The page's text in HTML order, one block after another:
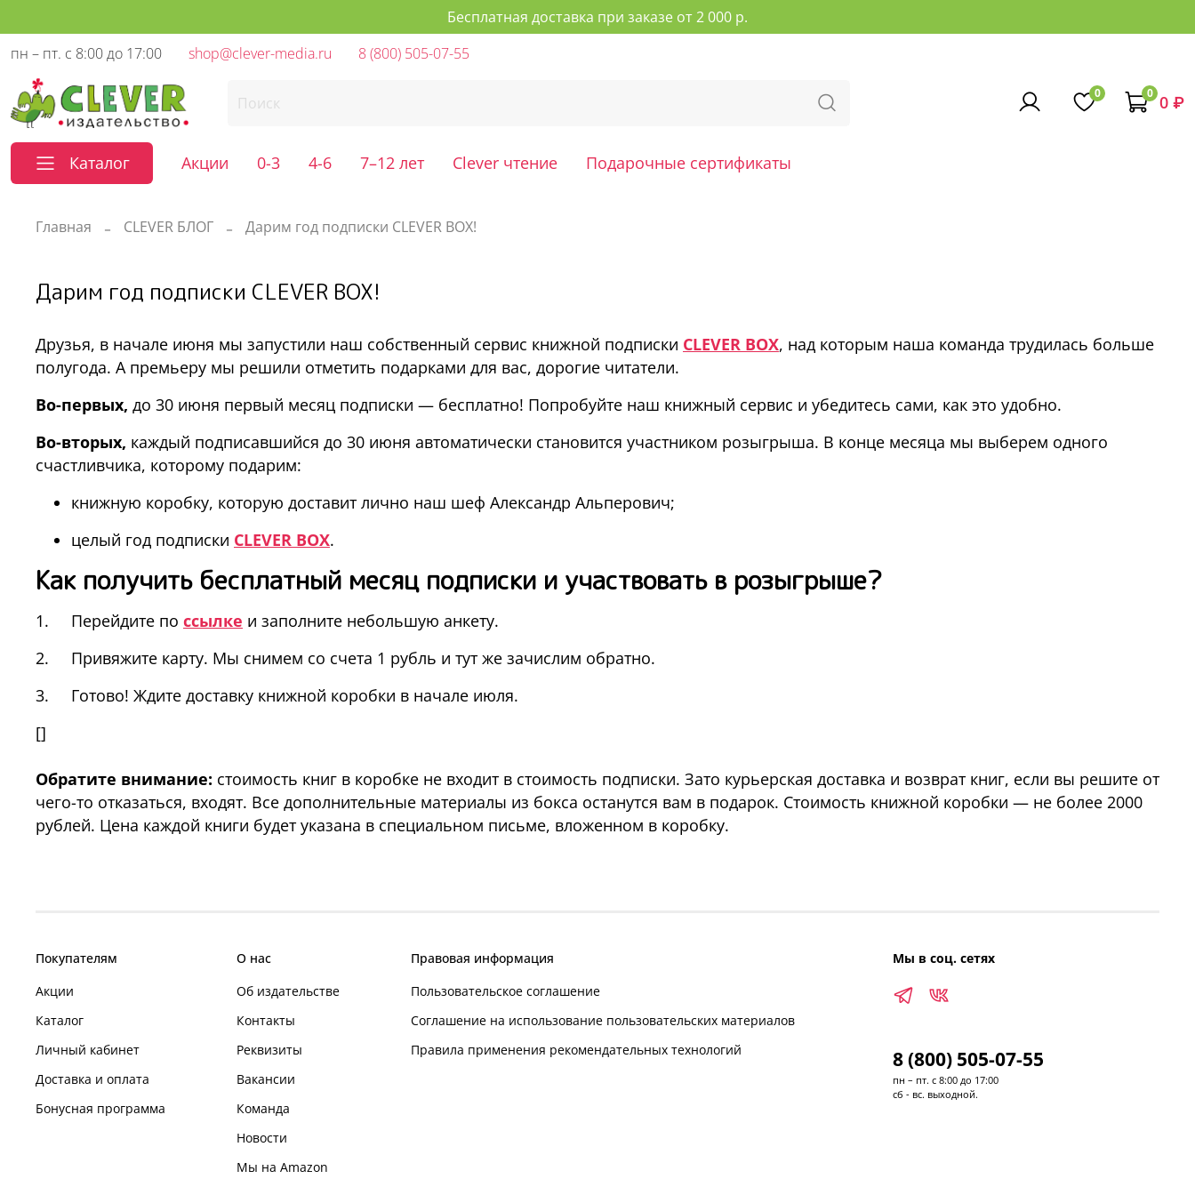
Бесплатная доставка при заказе от 2 000 р.
пн – пт. с 8:00 до 17:00
shop@clever-media.ru 8 (800) 505-07-55
0 0 0 ₽
Каталог Акции 0-3 4-6 7–12 лет Clever чтение Подарочные сертификаты
Главная CLEVER БЛОГ Дарим год подписки CLEVER BOX!
Дарим год подписки CLEVER BOX!
Друзья, в начале июня мы запустили наш собственный сервис книжной подписки CLEVER BOX, над которым наша команда трудилась больше
полугода. А премьеру мы решили отметить подарками для вас, дорогие читатели.
Во-первых, до 30 июня первый месяц подписки — бесплатно! Попробуйте наш книжный сервис и убедитесь сами, как это удобно.
Во-вторых, каждый подписавшийся до 30 июня автоматически становится участником розыгрыша. В конце месяца мы выберем одного
счастливчика, которому подарим:
книжную коробку, которую доставит лично наш шеф Александр Альперович;
целый год подписки CLEVER BOX.
Как получить бесплатный месяц подписки и участвовать в розыгрыше?
1. Перейдите по ссылке и заполните небольшую анкету.
2. Привяжите карту. Мы снимем со счета 1 рубль и тут же зачислим обратно.
3. Готово! Ждите доставку книжной коробки в начале июля.
[]
Обратите внимание: стоимость книг в коробке не входит в стоимость подписки. Зато курьерская доставка и возврат книг, если вы решите от
чего-то отказаться, входят. Все дополнительные материалы из бокса останутся вам в подарок. Стоимость книжной коробки — не более 2000
рублей. Цена каждой книги будет указана в специальном письме, вложенном в коробку.
Покупателям
Акции
Каталог
Личный кабинет
Доставка и оплата
Бонусная программа
О нас
Об издательстве
Контакты
Реквизиты
Вакансии
Команда
Новости
Мы на Amazon
Правовая информация
Пользовательское соглашение
Соглашение на использование пользовательских материалов
Правила применения рекомендательных технологий
Мы в соц. сетях
8 (800) 505-07-55
пн – пт. с 8:00 до 17:00
сб - вс. выходной.